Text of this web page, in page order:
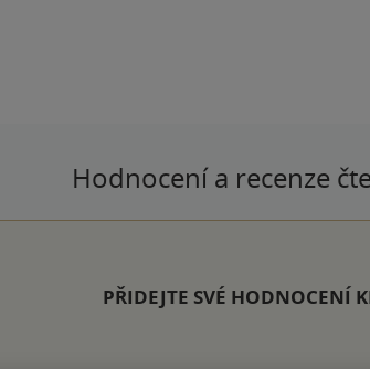
Hodnocení a recenze
PŘIDEJTE SVÉ HODNOCENÍ